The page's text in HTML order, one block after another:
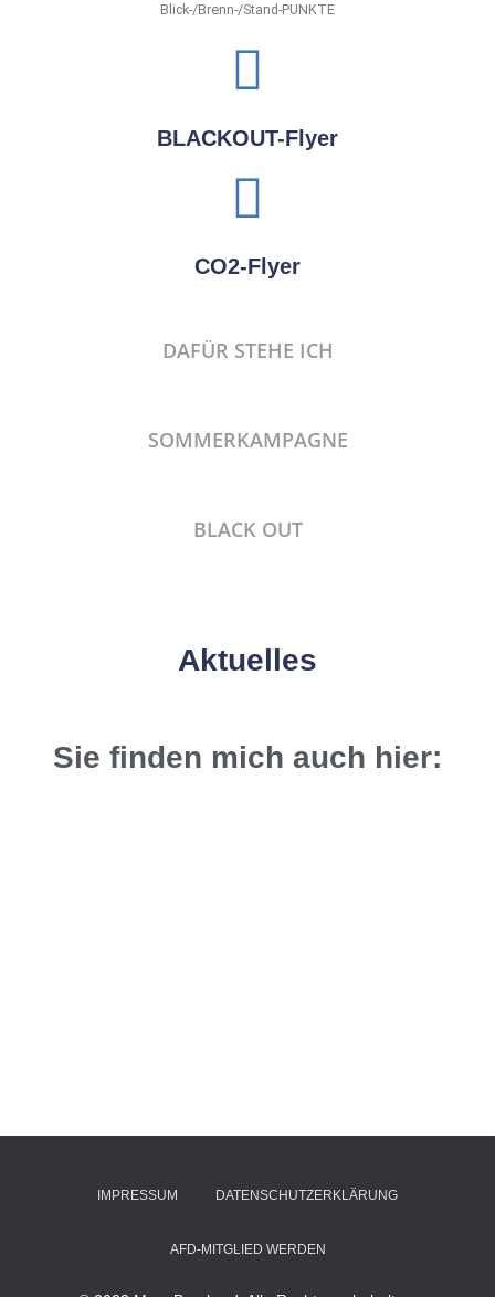
Blick-/Brenn-/Stand-PUNKTE
BLACKOUT-Flyer
CO2-Flyer
DAFÜR STEHE ICH
SOMMERKAMPAGNE
BLACK OUT
Aktuelles
Sie finden mich auch hier:
IMPRESSUM DATENSCHUTZERKLÄRUNG
AFD-MITGLIED WERDEN